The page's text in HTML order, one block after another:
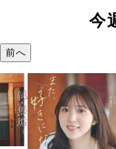
今
前へ